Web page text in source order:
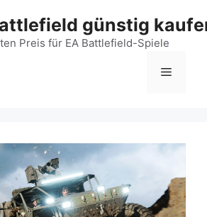
günstig
Preis für EA Battlefield-Spiele
Menü